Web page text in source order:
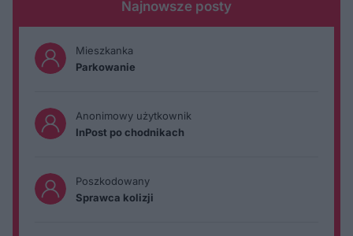
Najnowsze posty
Mieszkanka
Parkowanie
Anonimowy użytkownik
InPost po chodnikach
Poszkodowany
Sprawca kolizji